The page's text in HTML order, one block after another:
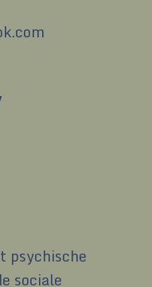
psychische
sociale